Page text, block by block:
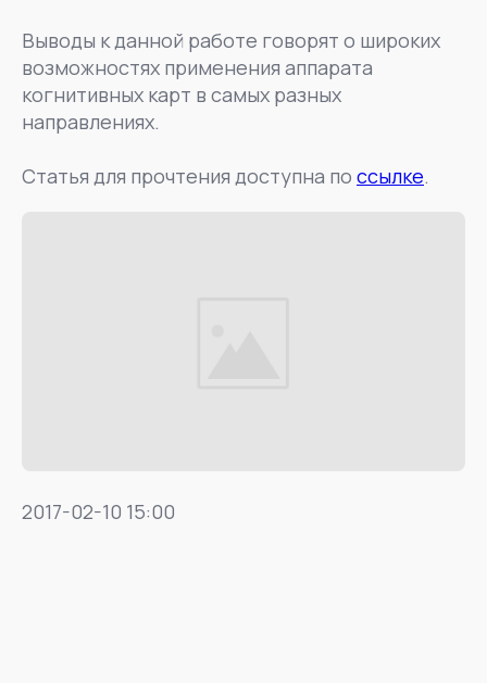
Выводы к данной работе говорят о широких
возможностях применения аппарата
когнитивных карт в самых разных
направлениях.
Статья для прочтения доступна по ссылке.
2017-02-10 15:00